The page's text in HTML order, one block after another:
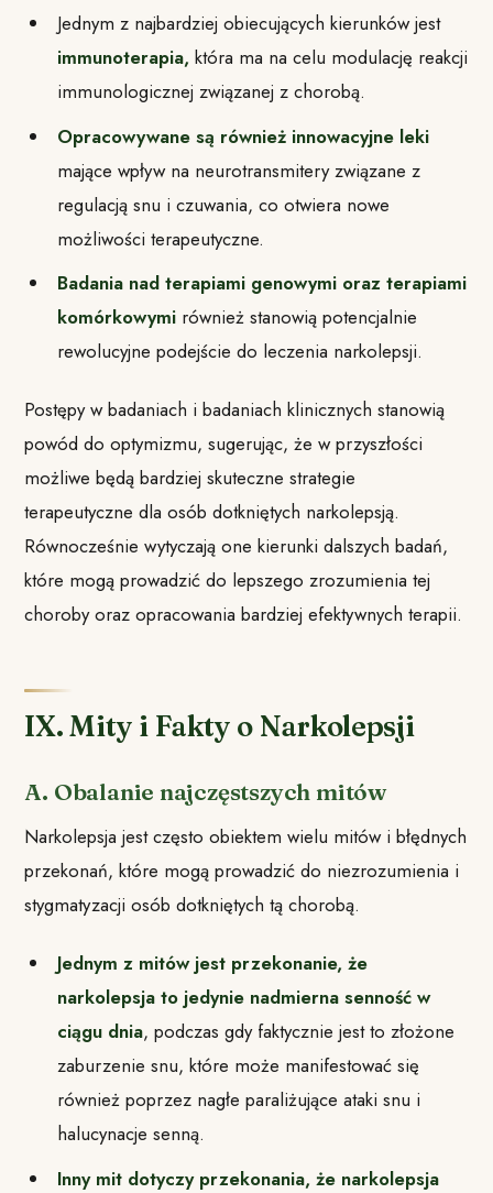
Jednym z najbardziej obiecujących kierunków jest
immunoterapia, która ma na celu modulację reakcji
immunologicznej związanej z chorobą.
Opracowywane są również innowacyjne leki
mające wpływ na neurotransmitery związane z
regulacją snu i czuwania, co otwiera nowe
możliwości terapeutyczne.
Badania nad terapiami genowymi oraz terapiami
komórkowymirównież stanowią potencjalnie
rewolucyjne podejście do leczenia narkolepsji.
Postępy w badaniach i badaniach klinicznych stanowią
powód do optymizmu, sugerując, że w przyszłości
możliwe będą bardziej skuteczne strategie
terapeutyczne dla osób dotkniętych narkolepsją.
Równocześnie wytyczają one kierunki dalszych badań,
które mogą prowadzić do lepszego zrozumienia tej
choroby oraz opracowania bardziej efektywnych terapii.
IX. Mity i Fakty o Narkolepsji
A. Obalanie najczęstszych mitów
Narkolepsja jest często obiektem wielu mitów i błędnych
przekonań, które mogą prowadzić do niezrozumienia i
stygmatyzacji osób dotkniętych tą chorobą.
Jednym z mitów jest przekonanie, że
narkolepsja to jedynie nadmierna senność w
ciągu dnia, podczas gdy faktycznie jest to złożone
zaburzenie snu, które może manifestować się
również poprzez nagłe paraliżujące ataki snu i
halucynacje senną.
Inny mit dotyczy przekonania, że narkolepsja